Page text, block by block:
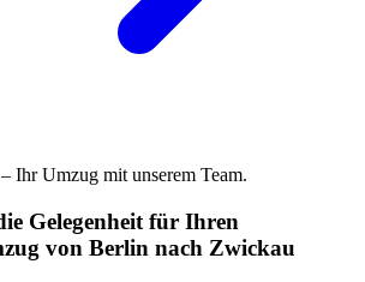
Ihr Umzug mit unserem Team.
Gelegenheit für Ihren
von Berlin nach Zwickau